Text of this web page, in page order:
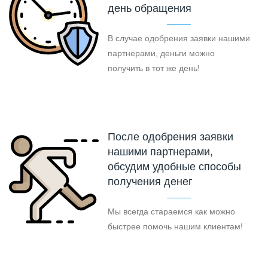
день обращения
В случае одобрения заявки нашими
партнерами, деньги можно
получить в тот же день!
После одобрения заявки
нашими партнерами,
обсудим удобные способы
получения денег
Мы всегда стараемся как можно
быстрее помочь нашим клиентам!